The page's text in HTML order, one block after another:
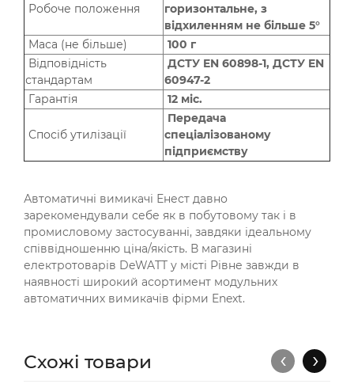
Робоче положення
горизонтальне, з
відхиленням не більше 5°
Маса (не більше)
100 г
Відповідність
стандартам
ДСТУ EN 60898-1, ДСТУ EN
60947-2
Гарантія
12 міс.
Спосіб утилізації
Передача
спеціалізованому
підприємству
Автоматичні вимикачі Енест давно
зарекомендували себе як в побутовому так і в
промисловому застосуванні, завдяки ідеальному
співвідношенню ціна/якість. В магазині
електротоварів DeWATT у місті Рівне завжди в
наявності широкий асортимент модульних
автоматичних вимикачів фірми Enext.
Схожі товари ‹ ›